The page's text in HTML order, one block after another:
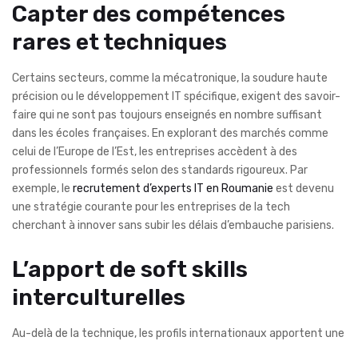
Capter des compétences
rares et techniques
Certains secteurs, comme la mécatronique, la soudure haute
précision ou le développement IT spécifique, exigent des savoir-
faire qui ne sont pas toujours enseignés en nombre suffisant
dans les écoles françaises. En explorant des marchés comme
celui de l’Europe de l’Est, les entreprises accèdent à des
professionnels formés selon des standards rigoureux. Par
exemple, le recrutement d’experts IT en Roumanie est devenu
une stratégie courante pour les entreprises de la tech
cherchant à innover sans subir les délais d’embauche parisiens.
L’apport de soft skills
interculturelles
Au-delà de la technique, les profils internationaux apportent une